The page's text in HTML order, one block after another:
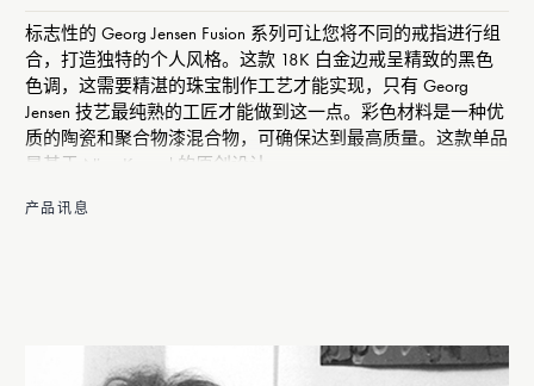
标志性的 Georg Jensen Fusion 系列可让您将不同的戒指进行组
合，打造独特的个人风格。这款 18K 白金边戒呈精致的黑色
色调，这需要精湛的珠宝制作工艺才能实现，只有 Georg
Jensen 技艺最纯熟的工匠才能做到这一点。彩色材料是一种优
质的陶瓷和聚合物漆混合物，可确保达到最高质量。这款单品
是基于 Nina Koppel 的原创设计。
产品讯息